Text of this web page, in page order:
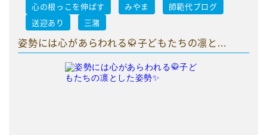
心の根っこを伸ばす
みやま
師範代ブログ
送迎あり
三潴
姿勢には心があらわれる🥋子どもたちの凛と...